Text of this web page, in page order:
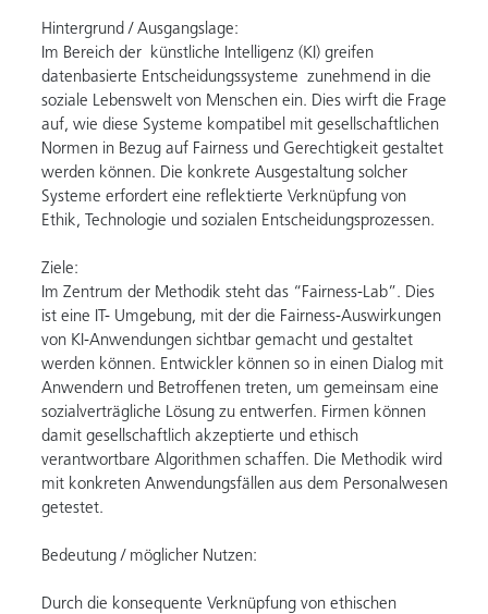
Hintergrund / Ausgangslage:
Im Bereich der künstliche Intelligenz (KI) greifen
datenbasierte Entscheidungssysteme zunehmend in die
soziale Lebenswelt von Menschen ein. Dies wirft die Frage
auf, wie diese Systeme kompatibel mit gesellschaftlichen
Normen in Bezug auf Fairness und Gerechtigkeit gestaltet
werden können. Die konkrete Ausgestaltung solcher
Systeme erfordert eine reflektierte Verknüpfung von
Ethik, Technologie und sozialen Entscheidungsprozessen.
Ziele:
Im Zentrum der Methodik steht das “Fairness-Lab”. Dies
ist eine IT- Umgebung, mit der die Fairness-Auswirkungen
von KI-Anwendungen sichtbar gemacht und gestaltet
werden können. Entwickler können so in einen Dialog mit
Anwendern und Betroffenen treten, um gemeinsam eine
sozialverträgliche Lösung zu entwerfen. Firmen können
damit gesellschaftlich akzeptierte und ethisch
verantwortbare Algorithmen schaffen. Die Methodik wird
mit konkreten Anwendungsfällen aus dem Personalwesen
getestet.
Bedeutung / möglicher Nutzen:
Durch die konsequente Verknüpfung von ethischen